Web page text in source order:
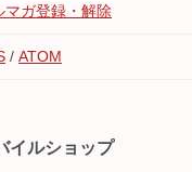
マガ登録・解除
/ ATOM
イルショップ